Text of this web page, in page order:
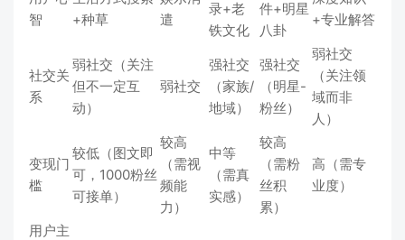
智
+种草
遣
录+老
铁文化
件+明星
八卦
+专业解答
社交关
系
弱社交（关注
但不一定互
动）
弱社交
强社交
（家族/
地域）
强社交
（明星-
粉丝）
弱社交
（关注领
域而非
人）
变现门
槛
较低（图文即
可，1000粉丝
可接单）
较高
（需视
频能
力）
中等
（需真
实感）
较高
（需粉
丝积
累）
高（需专
业度）
用户主